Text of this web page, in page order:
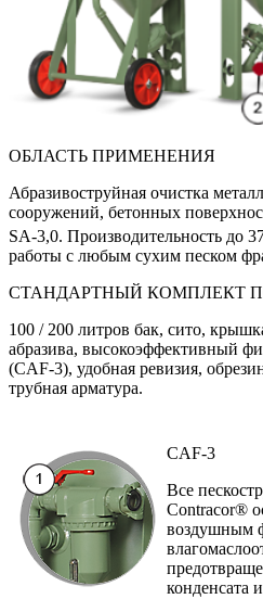
ОБЛАСТЬ ПРИМЕНЕНИЯ
Абразивоструйная очистка
сооружений, бетонных
SA-3,0. Производительность до
работы с любым сухим песком
СТАНДАРТНЫЙ КОМПЛЕКТ
100 / 200 литров бак, сито,
абразива, высокоэффективный
(CAF-3), удобная ревизия,
трубная арматура.
CAF-3
Все
Contracor®
воздушным
конденсата